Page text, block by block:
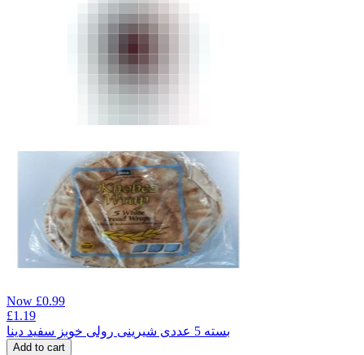
Now £0.99
£1.19
بسته 5 عددی شیرینی رولی خوبز سفید دینا
Add to cart